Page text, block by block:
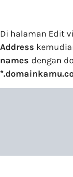
Di halaman Edit
Address
names dengan